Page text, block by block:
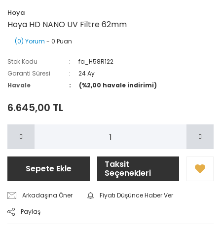
Hoya
Hoya HD NANO UV Filtre 62mm
(0) Yorum - 0 Puan
Stok Kodu
fa_H58R122
Garanti Süresi
24 Ay
Havale
(%2,00 havale indirimi)
6.645,00 TL
Sepete Ekle Taksit
Seçenekleri
Arkadaşına Öner
Fiyatı Düşünce Haber Ver
Paylaş